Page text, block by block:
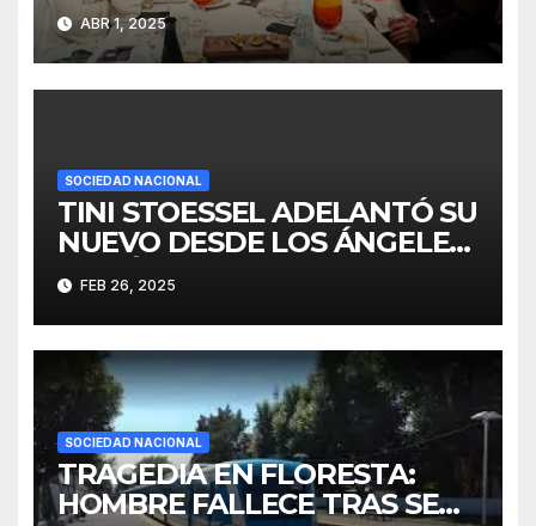
ABR 1, 2025
SOCIEDAD NACIONAL
TINI STOESSEL ADELANTÓ SU
NUEVO DESDE LOS ÁNGELES:
“ESTÁ CASI LISTO”
FEB 26, 2025
SOCIEDAD NACIONAL
TRAGEDIA EN FLORESTA:
HOMBRE FALLECE TRAS SER